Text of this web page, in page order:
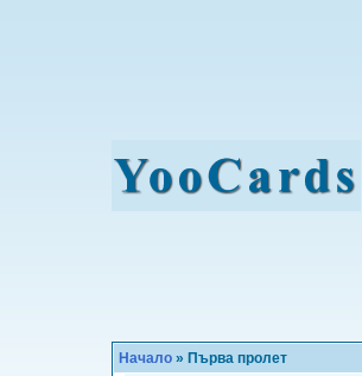
Начало » Първа пролет